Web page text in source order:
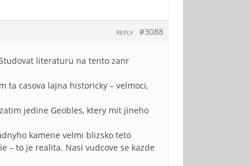
#3088
REPLY
literaturu na tento zanr
ta casova lajna historicky – velmoci,
jedine Geobles, ktery mit jineho
kamene velmi blizsko teto
– to je realita. Nasi vudcove se kazde